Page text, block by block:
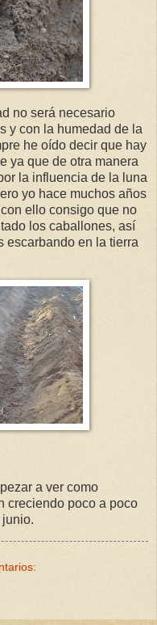
no será necesario
y con la humedad de la
he oído decir que hay
ya que de otra manera
la influencia de la luna
yo hace muchos años
ello consigo que no
los caballones, así
escarbando en la tierra
a ver como
creciendo poco a poco